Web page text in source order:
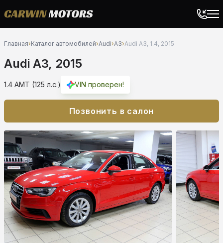
Главная›Каталог автомобилей›Audi›A3›Audi A3, 1.4, 2015
Audi A3, 2015
1.4 AMT (125 л.с.) VIN проверен!
Позвонить в салон